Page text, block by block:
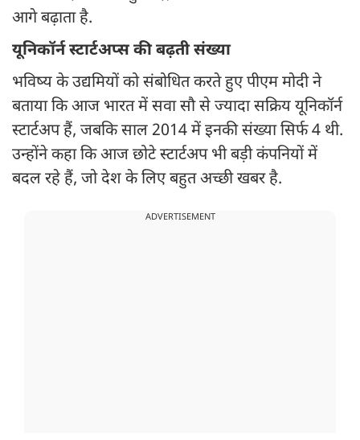
आगे बढ़ाता है.
यूनिकॉर्न स्टार्टअप्स की बढ़ती संख्या
भविष्य के उद्यमियों को संबोधित करते हुए पीएम मोदी ने
बताया कि आज भारत में सवा सौ से ज्यादा सक्रिय यूनिकॉर्न
स्टार्टअप हैं, जबकि साल 2014 में इनकी संख्या सिर्फ 4 थी.
उन्होंने कहा कि आज छोटे स्टार्टअप भी बड़ी कंपनियों में
बदल रहे हैं, जो देश के लिए बहुत अच्छी खबर है.
ADVERTISEMENT